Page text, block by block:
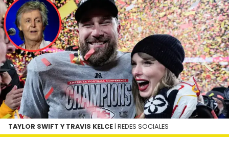
TAYLOR SWIFT Y TRAVIS KELCE | REDES SOCIALES